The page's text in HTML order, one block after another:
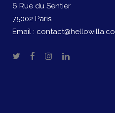
6 Rue du Sentier
75002 Paris
Email : contact@hellowilla.co